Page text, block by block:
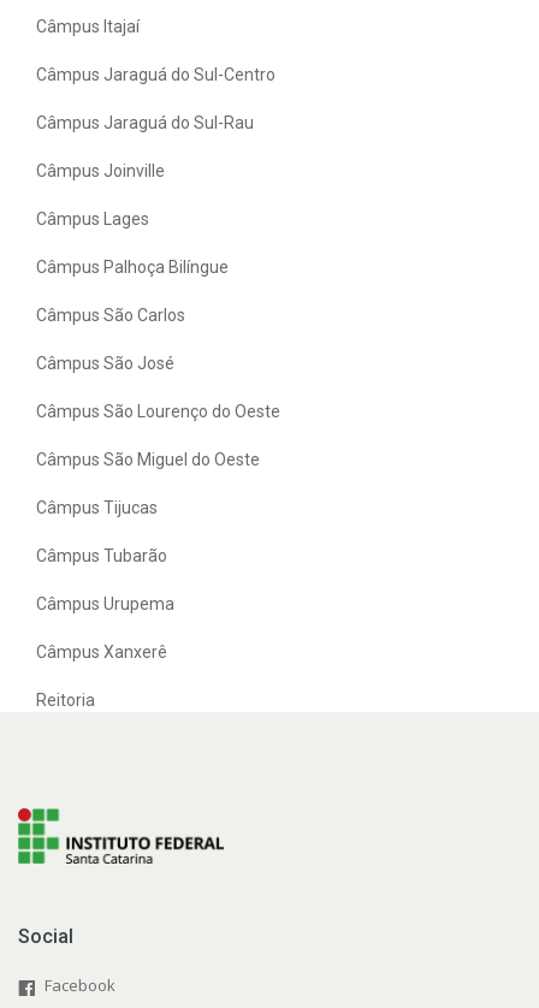
Câmpus Itajaí
Câmpus Jaraguá do Sul-Centro
Câmpus Jaraguá do Sul-Rau
Câmpus Joinville
Câmpus Lages
Câmpus Palhoça Bilíngue
Câmpus São Carlos
Câmpus São José
Câmpus São Lourenço do Oeste
Câmpus São Miguel do Oeste
Câmpus Tijucas
Câmpus Tubarão
Câmpus Urupema
Câmpus Xanxerê
Reitoria
Social
Facebook